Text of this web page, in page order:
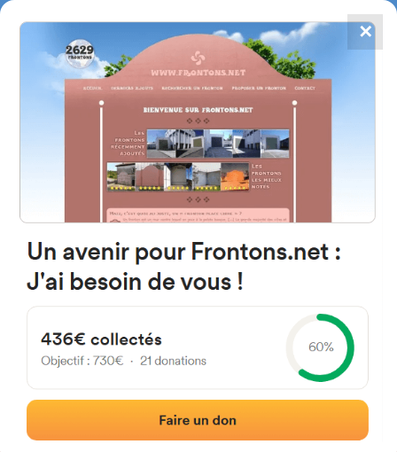
FRONTONS.NET
BUSCAR UN FRONTÓN
AÑADIR UN FRONTÓN
4784
frontones
31192 Badostáin, Navarre
Plaza del Frontón 6 España
Frontón de plaza libre
Localización|Fotos|Comentarios y reseñas
✕